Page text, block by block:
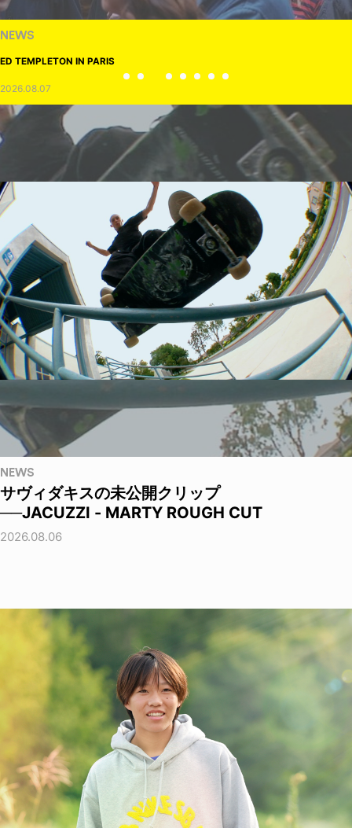
NEWS
ED TEMPLETON IN PARIS
2026.08.07
NEWS
サヴィダキスの未公開クリップ
──JACUZZI - MARTY ROUGH CUT
2026.08.06